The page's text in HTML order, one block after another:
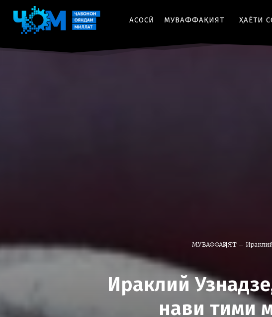
АСОСӢ МУВАФФАҚИЯТ ҲАЁТИ
МУВАФФАҚИЯТ
Ираклий
нави тими